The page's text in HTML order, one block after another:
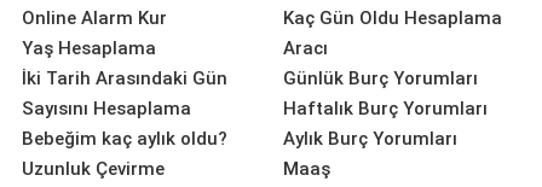
Online Alarm Kur
Yaş Hesaplama
İki Tarih Arasındaki Gün
Sayısını Hesaplama
Bebeğim kaç aylık oldu?
Uzunluk Çevirme
Kaç Gün Oldu Hesaplama
Aracı
Günlük Burç Yorumları
Haftalık Burç Yorumları
Aylık Burç Yorumları
Maaş